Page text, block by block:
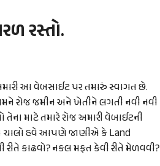
રસ્તો.
આ વેબસાઈટ પર તમારું સ્વાગત છે.
રોજ જમીન અને ખેતીને લગતી નવી નવી
તેના માટે તમારે રોજ અમારી વેબાઈટની
ચાલો હવે આપણે જાણીએ કે Land
રીતે કાઢવો? નકલ મફત કેવી રીતે મેળવવી?